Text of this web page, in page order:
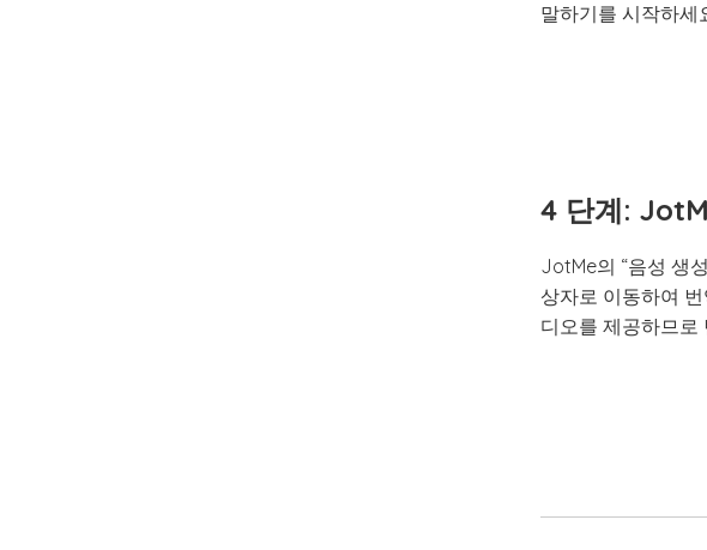
말하기를 시작하세
4 단계:
JotMe의 “음성 생
상자로 이동하여
디오를 제공하므로